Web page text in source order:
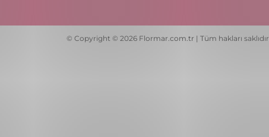
© Copyright © 2026 Flormar.com.tr | Tüm hakları saklıdır